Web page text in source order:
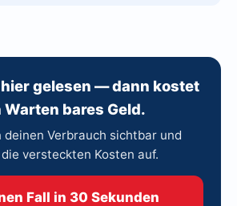
gelesen — dann kostet
Warten bares Geld.
deinen Verbrauch sichtbar und
versteckten Kosten auf.
Fall in 30 Sekunden